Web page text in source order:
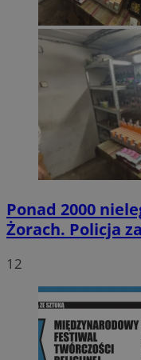
Ponad 2000
Żorach. Policja
12